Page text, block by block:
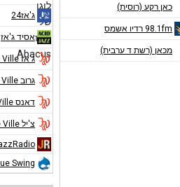
כאן רקע (רוסית)
98.1fm רדיו אשמס
מכאן (רשת ד ערבית)
ג'אז24
אסיד ג'אז
ג'אז Jazz de Ville
גרוב Jazz de Ville
דאנס Jazz de Ville
צ'יל Jazz de Ville
Swing